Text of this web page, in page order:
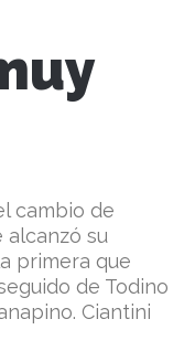
cambio de
su
primera que
de Todino
Ciantini